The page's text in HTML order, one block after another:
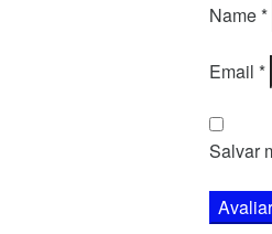
Name*
Email *
Salvar